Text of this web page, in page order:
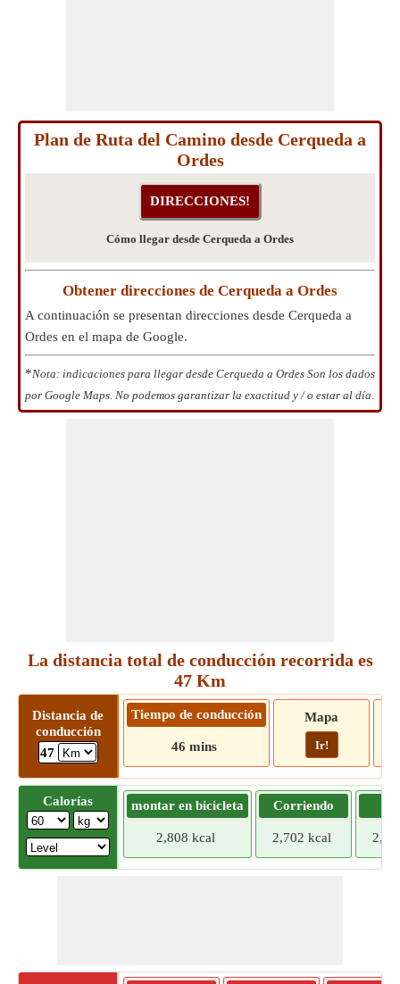
Plan de Ruta del Camino desde Cerqueda a
Ordes
Cómo llegar desde Cerqueda a Ordes
Obtener direcciones de Cerqueda a Ordes
A continuación se presentan direcciones desde Cerqueda a
Ordes en el mapa de Google.
*Nota: indicaciones para llegar desde Cerqueda a Ordes Son los dados
por Google Maps. No podemos garantizar la exactitud y / o estar al día.
La distancia total de conducción recorrida es
47 Km
Distancia de
conducción
47
Tiempo de conducción
46 mins
Mapa
Ir!
Calorías montar en bicicleta
2,808 kcal
Corriendo
2,702 kcal